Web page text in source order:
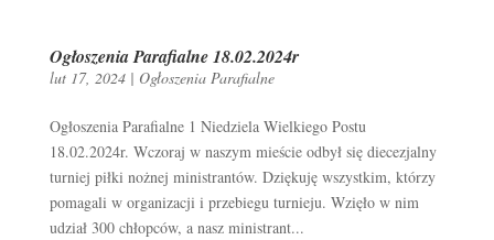
Ogłoszenia Parafialne 18.02.2024r
lut 17, 2024| Ogłoszenia Parafialne
Ogłoszenia Parafialne 1 Niedziela Wielkiego Postu
18.02.2024r. Wczoraj w naszym mieście odbył się diecezjalny
turniej piłki nożnej ministrantów. Dziękuję wszystkim, którzy
pomagali w organizacji i przebiegu turnieju. Wzięło w nim
udział 300 chłopców, a nasz ministrant...